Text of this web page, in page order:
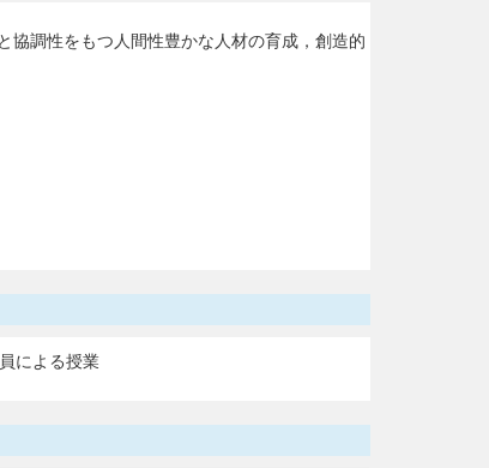
調性をもつ人間性豊かな人材の育成，創造的
による授業